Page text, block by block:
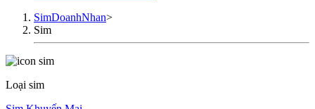
SimDoanhNhan>
Sim
Loại sim